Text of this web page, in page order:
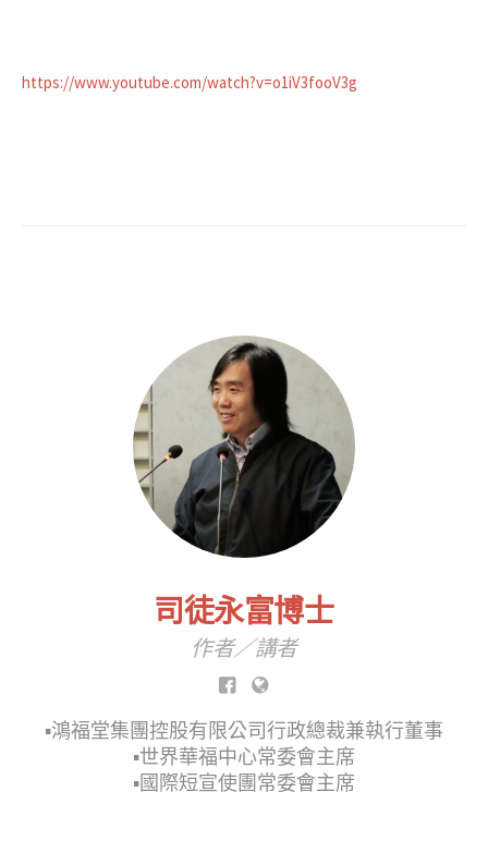
https://www.youtube.com/watch?v=o1iV3fooV3g
司徒永富博士
作者／講者
▪︎鴻福堂集團控股有限公司行政總裁兼執行董事
▪︎世界華福中心常委會主席
▪︎國際短宣使團常委會主席